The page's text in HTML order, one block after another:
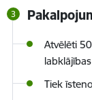
Atvēlēti
Tiek